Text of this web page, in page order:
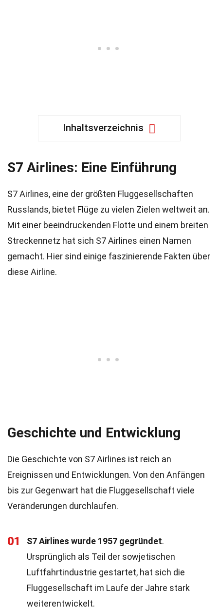
Inhaltsverzeichnis
S7 Airlines: Eine Einführung
S7 Airlines, eine der größten Fluggesellschaften
Russlands, bietet Flüge zu vielen Zielen weltweit an.
Mit einer beeindruckenden Flotte und einem breiten
Streckennetz hat sich S7 Airlines einen Namen
gemacht. Hier sind einige faszinierende Fakten über
diese Airline.
Geschichte und Entwicklung
Die Geschichte von S7 Airlines ist reich an
Ereignissen und Entwicklungen. Von den Anfängen
bis zur Gegenwart hat die Fluggesellschaft viele
Veränderungen durchlaufen.
01 S7 Airlines wurde 1957 gegründet.
Ursprünglich als Teil der sowjetischen
Luftfahrtindustrie gestartet, hat sich die
Fluggesellschaft im Laufe der Jahre stark
weiterentwickelt.